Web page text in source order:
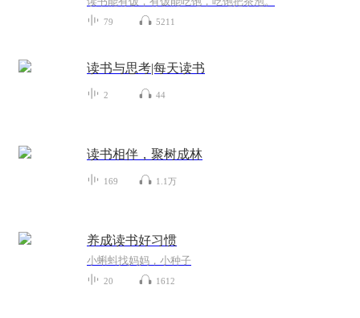
79 5211
读书与思考|每天读书
2 44
读书相伴，聚树成林
169 1.1万
养成读书好习惯
小蝌蚪找妈妈，小种子
20 1612